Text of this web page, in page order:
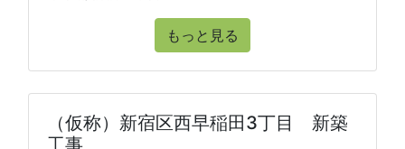
もっと見る
（仮称）新宿区西早稲田3丁目 新築
工事